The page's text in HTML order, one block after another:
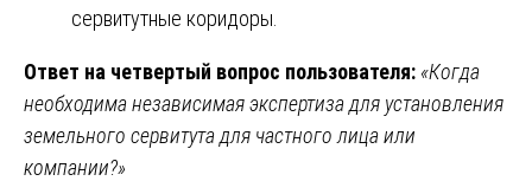
сервитутные коридоры.
Ответ на четвертый вопрос пользователя: «Когда
необходима независимая экспертиза для установления
земельного сервитута для частного лица или
компании?»